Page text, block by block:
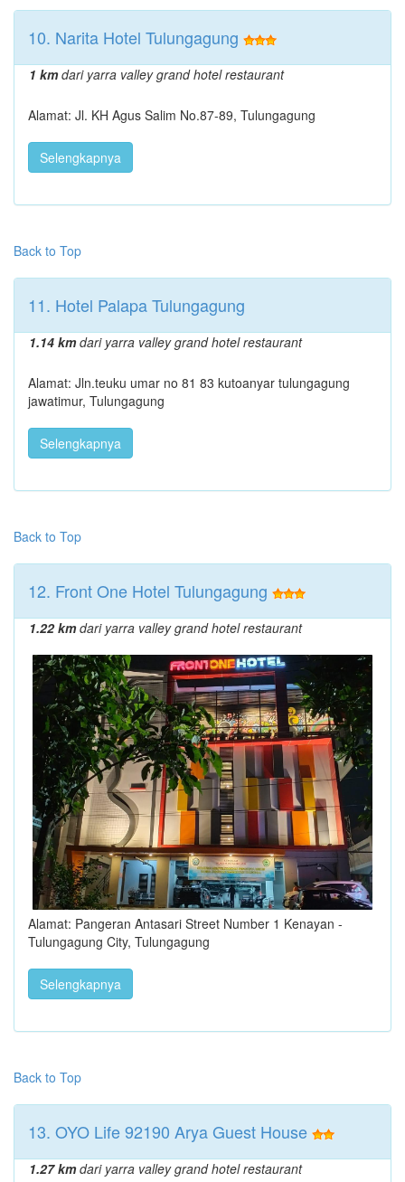
10. Narita Hotel Tulungagung
1 kmdari yarra valley grand hotel restaurant
Alamat: Jl. KH Agus Salim No.87-89, Tulungagung
Selengkapnya
Back to Top
11. Hotel Palapa Tulungagung
1.14 kmdari yarra valley grand hotel restaurant
Alamat: Jln.teuku umar no 81 83 kutoanyar tulungagung
jawatimur, Tulungagung
Selengkapnya
Back to Top
12. Front One Hotel Tulungagung
1.22 kmdari yarra valley grand hotel restaurant
Alamat: Pangeran Antasari Street Number 1 Kenayan -
Tulungagung City, Tulungagung
Selengkapnya
Back to Top
13. OYO Life 92190 Arya Guest House
1.27 kmdari yarra valley grand hotel restaurant